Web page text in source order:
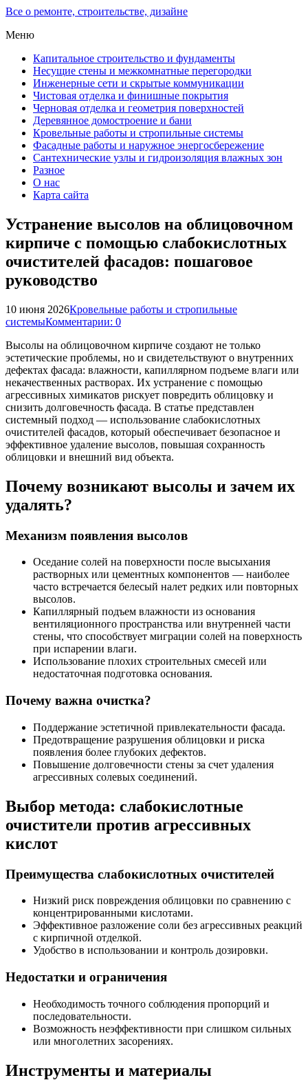
Все о ремонте, строительстве, дизайне
Меню
Капитальное строительство и фундаменты
Несущие стены и межкомнатные перегородки
Инженерные сети и скрытые коммуникации
Чистовая отделка и финишные покрытия
Черновая отделка и геометрия поверхностей
Деревянное домостроение и бани
Кровельные работы и стропильные системы
Фасадные работы и наружное энергосбережение
Сантехнические узлы и гидроизоляция влажных зон
Разное
О нас
Карта сайта
Устранение высолов на облицовочном
кирпиче с помощью слабокислотных
очистителей фасадов: пошаговое
руководство
10 июня 2026Кровельные работы и стропильные
системыКомментарии: 0
Высолы на облицовочном кирпиче создают не только
эстетические проблемы, но и свидетельствуют о внутренних
дефектах фасада: влажности, капиллярном подъеме влаги или
некачественных растворах. Их устранение с помощью
агрессивных химикатов рискует повредить облицовку и
снизить долговечность фасада. В статье представлен
системный подход — использование слабокислотных
очистителей фасадов, который обеспечивает безопасное и
эффективное удаление высолов, повышая сохранность
облицовки и внешний вид объекта.
Почему возникают высолы и зачем их
удалять?
Механизм появления высолов
Оседание солей на поверхности после высыхания
растворных или цементных компонентов — наиболее
часто встречается белесый налет редких или повторных
высолов.
Капиллярный подъем влажности из основания
вентиляционного пространства или внутренней части
стены, что способствует миграции солей на поверхность
при испарении влаги.
Использование плохих строительных смесей или
недостаточная подготовка основания.
Почему важна очистка?
Поддержание эстетичной привлекательности фасада.
Предотвращение разрушения облицовки и риска
появления более глубоких дефектов.
Повышение долговечности стены за счет удаления
агрессивных солевых соединений.
Выбор метода: слабокислотные
очистители против агрессивных
кислот
Преимущества слабокислотных очистителей
Низкий риск повреждения облицовки по сравнению с
концентрированными кислотами.
Эффективное разложение соли без агрессивных реакций
с кирпичной отделкой.
Удобство в использовании и контроль дозировки.
Недостатки и ограничения
Необходимость точного соблюдения пропорций и
последовательности.
Возможность неэффективности при слишком сильных
или многолетних засорениях.
Инструменты и материалы